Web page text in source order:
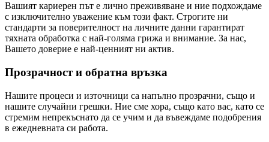
Вашият кариерен път е лично преживяване и ние подхождаме
с изключително уважение към този факт. Строгите ни
стандарти за поверителност на личните данни гарантират
тяхната обработка с най-голяма грижа и внимание. За нас,
Вашето доверие е най-ценният ни актив.
Прозрачност и обратна връзка
Нашите процеси и източници са напълно прозрачни, също и
нашите случайни грешки. Ние сме хора, също като вас, като се
стремим непрекъснато да се учим и да въвеждаме подобрения
в ежедневната си работа.